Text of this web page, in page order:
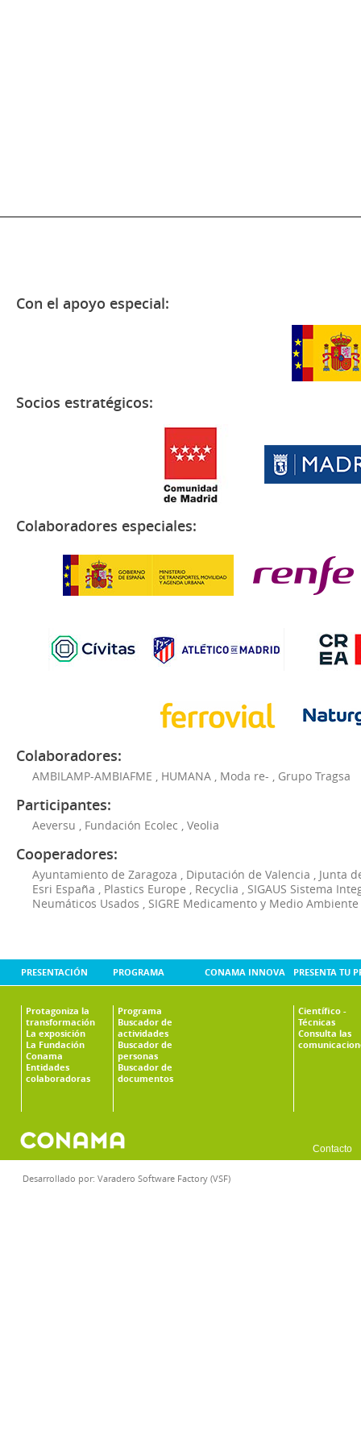
Con el apoyo especial:
Socios estratégicos:
Colaboradores especiales:
Colaboradores:
AMBILAMP-AMBIAFME , HUMANA , Moda re- , Grupo Tragsa
Participantes:
Aeversu , Fundación Ecolec , Veolia
Cooperadores:
Ayuntamiento de Zaragoza , Diputación de Valencia , Junta
Esri España , Plastics Europe , Recyclia , SIGAUS Sistema
Neumáticos Usados , SIGRE Medicamento y Medio Ambiente
PRESENTACIÓN
Protagoniza la
transformación
La exposición
La Fundación
Conama
Entidades
colaboradoras
PROGRAMA
Programa
Buscador de
actividades
Buscador de
personas
Buscador de
documentos
CONAMA INNOVA PRESENTA TU
Científico -
Técnicas
Consulta las
Contacto
Desarrollado por: Varadero Software Factory (VSF)